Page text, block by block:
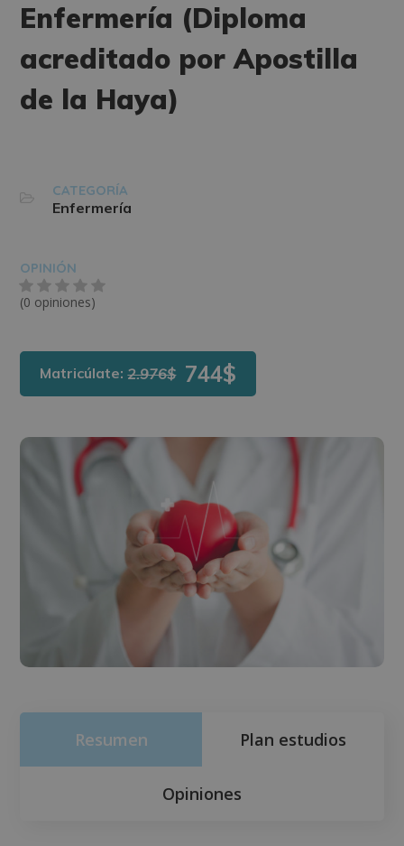
Enfermería (Diploma
acreditado por Apostilla
de la Haya)
CATEGORÍA
Enfermería
OPINIÓN
(0 opiniones)
Matricúlate:2.976$ 744$
Resumen Plan estudios
Opiniones